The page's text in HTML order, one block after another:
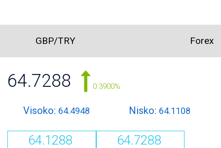
GBP/TRY Forex
64.7288 0.3900%
Visoko: 64.4948 Nisko: 64.1108
64.1288 64.7288